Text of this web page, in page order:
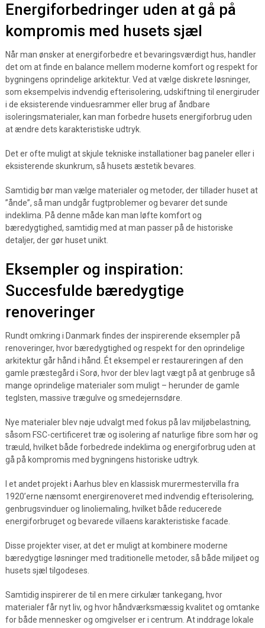
Energiforbedringer uden at gå på
kompromis med husets sjæl
Når man ønsker at energiforbedre et bevaringsværdigt hus, handler
det om at finde en balance mellem moderne komfort og respekt for
bygningens oprindelige arkitektur. Ved at vælge diskrete løsninger,
som eksempelvis indvendig efterisolering, udskiftning til energiruder
i de eksisterende vinduesrammer eller brug af åndbare
isoleringsmaterialer, kan man forbedre husets energiforbrug uden
at ændre dets karakteristiske udtryk.
Det er ofte muligt at skjule tekniske installationer bag paneler eller i
eksisterende skunkrum, så husets æstetik bevares.
Samtidig bør man vælge materialer og metoder, der tillader huset at
”ånde”, så man undgår fugtproblemer og bevarer det sunde
indeklima. På denne måde kan man løfte komfort og
bæredygtighed, samtidig med at man passer på de historiske
detaljer, der gør huset unikt.
Eksempler og inspiration:
Succesfulde bæredygtige
renoveringer
Rundt omkring i Danmark findes der inspirerende eksempler på
renoveringer, hvor bæredygtighed og respekt for den oprindelige
arkitektur går hånd i hånd. Ét eksempel er restaureringen af den
gamle præstegård i Sorø, hvor der blev lagt vægt på at genbruge så
mange oprindelige materialer som muligt – herunder de gamle
teglsten, massive trægulve og smedejernsdøre.
Nye materialer blev nøje udvalgt med fokus på lav miljøbelastning,
såsom FSC-certificeret træ og isolering af naturlige fibre som hør og
træuld, hvilket både forbedrede indeklima og energiforbrug uden at
gå på kompromis med bygningens historiske udtryk.
I et andet projekt i Aarhus blev en klassisk murermestervilla fra
1920’erne nænsomt energirenoveret med indvendig efterisolering,
genbrugsvinduer og linoliemaling, hvilket både reducerede
energiforbruget og bevarede villaens karakteristiske facade.
Disse projekter viser, at det er muligt at kombinere moderne
bæredygtige løsninger med traditionelle metoder, så både miljøet og
husets sjæl tilgodeses.
Samtidig inspirerer de til en mere cirkulær tankegang, hvor
materialer får nyt liv, og hvor håndværksmæssig kvalitet og omtanke
for både mennesker og omgivelser er i centrum. At inddrage lokale